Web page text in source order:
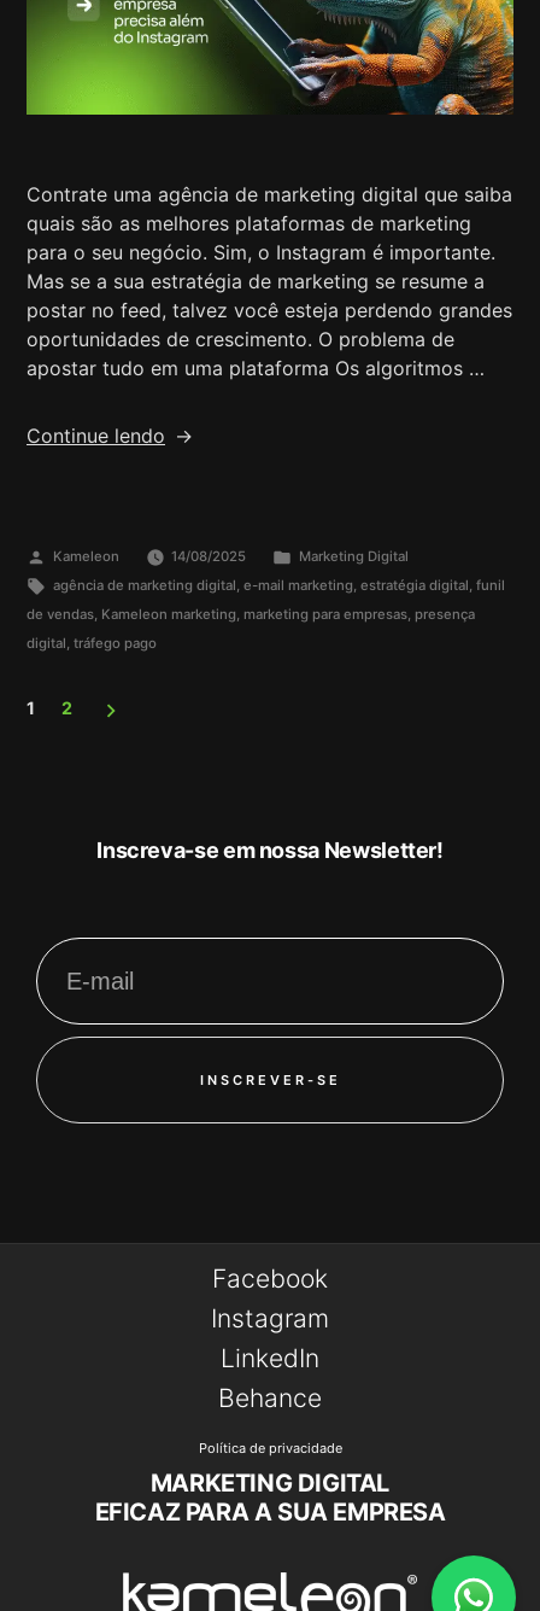
Contrate uma agência de marketing digital que saiba
quais são as melhores plataformas de marketing
para o seu negócio. Sim, o Instagram é importante.
Mas se a sua estratégia de marketing se resume a
postar no feed, talvez você esteja perdendo grandes
oportunidades de crescimento. O problema de
apostar tudo em uma plataforma Os algoritmos …
Continue lendo
Kameleon 14/08/2025
Marketing Digital
agência de marketing digital, e-mail marketing, estratégia digital, funil
de vendas, Kameleon marketing, marketing para empresas, presença
digital, tráfego pago
1 2
Inscreva-se em nossa Newsletter!
INSCREVER-SE
MARKETING DIGITAL
EFICAZ PARA A SUA EMPRESA
Facebook
Instagram
LinkedIn
Behance
Política de privacidade